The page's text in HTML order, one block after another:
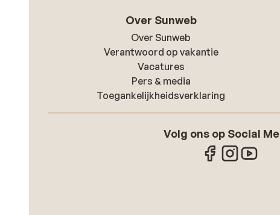
Over Sunweb
Over Sunweb
Verantwoord op vakantie
Vacatures
Pers & media
Toegankelijkheidsverklaring
Volg ons op Social